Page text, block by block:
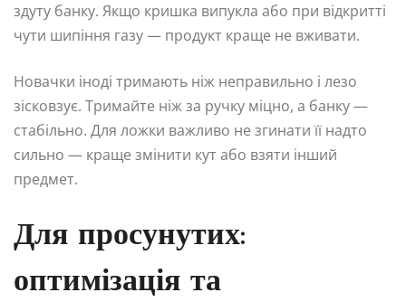
здуту банку. Якщо кришка випукла або при відкритті
чути шипіння газу — продукт краще не вживати.
Новачки іноді тримають ніж неправильно і лезо
зісковзує. Тримайте ніж за ручку міцно, а банку —
стабільно. Для ложки важливо не згинати її надто
сильно — краще змінити кут або взяти інший
предмет.
Для просунутих:
оптимізація та